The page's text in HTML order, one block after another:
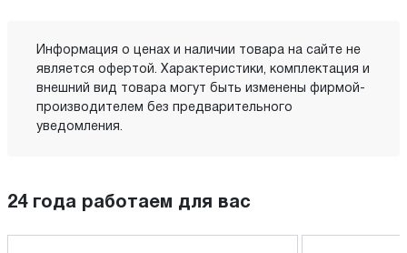
Информация о ценах и наличии товара на сайте не
является офертой. Характеристики, комплектация и
внешний вид товара могут быть изменены фирмой-
производителем без предварительного
уведомления.
24 года работаем для вас